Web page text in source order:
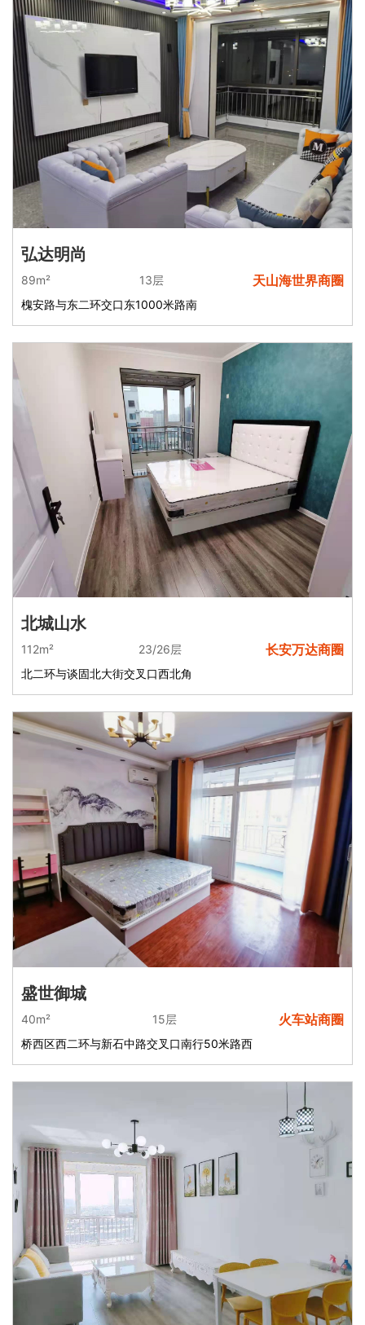
弘达明尚
89m² 13层 天山海世界商圈
槐安路与东二环交口东1000米路南
北城山水
112m² 23/26层 长安万达商圈
北二环与谈固北大街交叉口西北角
盛世御城
40m² 15层 火车站商圈
桥西区西二环与新石中路交叉口南行50米路西